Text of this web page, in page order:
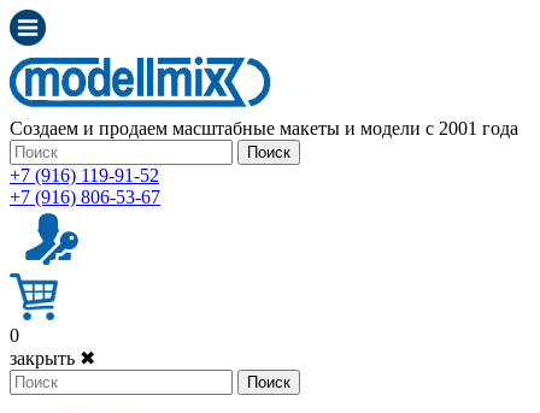
Создаем и продаем масштабные макеты и модели с 2001 года
Поиск
+7 (916) 119-91-52
+7 (916) 806-53-67
0
закрыть ✖
Поиск